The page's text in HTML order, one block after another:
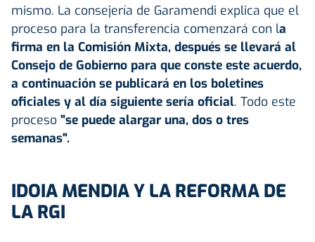
mismo. La consejería de Garamendi explica que el
proceso para la transferencia comenzará con la
firma en la Comisión Mixta, después se llevará al
Consejo de Gobierno para que conste este acuerdo,
a continuación se publicará en los boletines
oficiales y al día siguiente sería oficial. Todo este
proceso "se puede alargar una, dos o tres
semanas".
IDOIA MENDIA Y LA REFORMA DE
LA RGI